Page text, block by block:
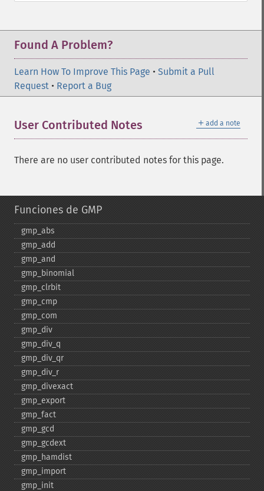
Found A Problem?
Learn How To Improve This Page • Submit a Pull
Request • Report a Bug
＋ add a note
User Contributed Notes
There are no user contributed notes for this page.
Funciones de GMP
gmp_​abs
gmp_​add
gmp_​and
gmp_​binomial
gmp_​clrbit
gmp_​cmp
gmp_​com
gmp_​div
gmp_​div_​q
gmp_​div_​qr
gmp_​div_​r
gmp_​divexact
gmp_​export
gmp_​fact
gmp_​gcd
gmp_​gcdext
gmp_​hamdist
gmp_​import
gmp_​init